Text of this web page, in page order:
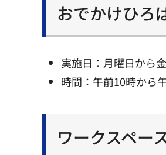
おでかけひろ
実施日：月曜日から
時間：午前10時から
ワークスペー